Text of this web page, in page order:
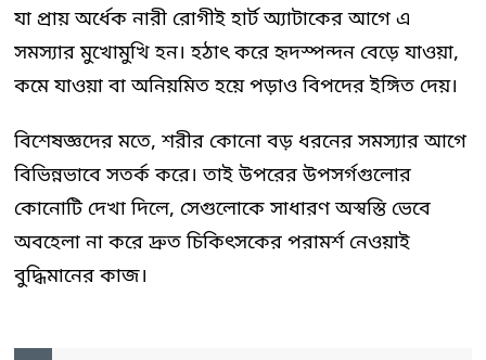
যা প্রায় অর্ধেক নারী রোগীই হার্ট অ্যাটাকের আগে এ
সমস্যার মুখোমুখি হন। হঠাৎ করে হৃদস্পন্দন বেড়ে যাওয়া,
কমে যাওয়া বা অনিয়মিত হয়ে পড়াও বিপদের ইঙ্গিত দেয়।
বিশেষজ্ঞদের মতে, শরীর কোনো বড় ধরনের সমস্যার আগে
বিভিন্নভাবে সতর্ক করে। তাই উপরের উপসর্গগুলোর
কোনোটি দেখা দিলে, সেগুলোকে সাধারণ অস্বস্তি ভেবে
অবহেলা না করে দ্রুত চিকিৎসকের পরামর্শ নেওয়াই
বুদ্ধিমানের কাজ।